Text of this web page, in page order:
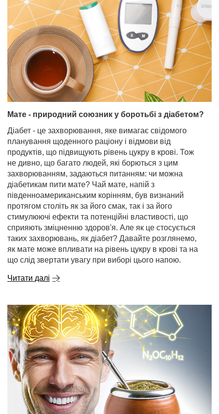
Мате - природний союзник у боротьбі з діабетом?
Діабет - це захворювання, яке вимагає свідомого
планування щоденного раціону і відмови від
продуктів, що підвищують рівень цукру в крові. Тож
не дивно, що багато людей, які борються з цим
захворюванням, задаються питанням: чи можна
діабетикам пити мате? Чай мате, напій з
південноамериканським корінням, був визнаний
протягом століть як за його смак, так і за його
стимулюючі ефекти та потенційні властивості, що
сприяють зміцненню здоров'я. Але як це стосується
таких захворювань, як діабет? Давайте розглянемо,
як мате може впливати на рівень цукру в крові та на
що слід звертати увагу при виборі цього напою.
Читати далі